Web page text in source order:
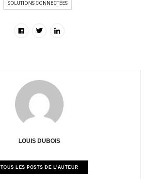
SOLUTIONS CONNECTÉES
LOUIS DUBOIS
TOUS LES POSTS DE L'AUTEUR